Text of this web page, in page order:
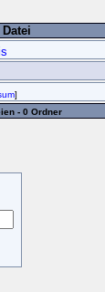
Datei
]
- 0 Ordner